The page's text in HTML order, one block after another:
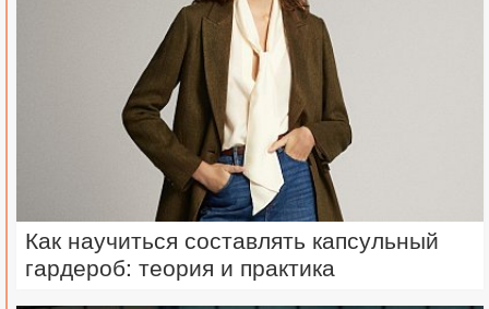
Как научиться составлять капсульный
гардероб: теория и практика